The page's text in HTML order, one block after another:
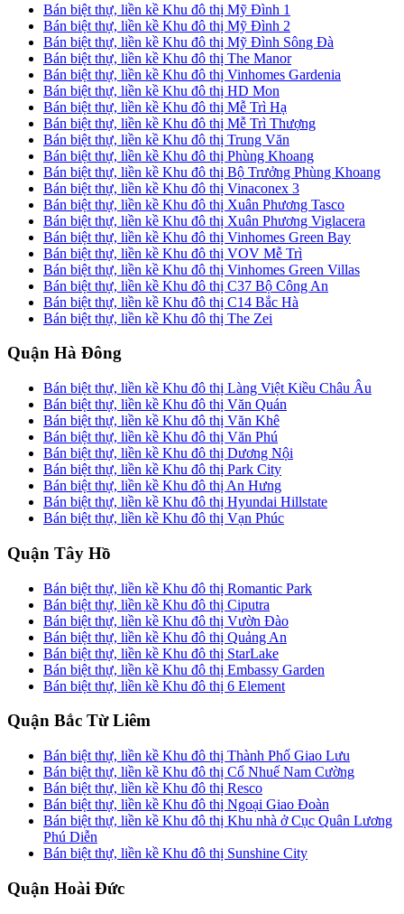
Bán biệt thự, liền kề Khu đô thị Mỹ Đình 1
Bán biệt thự, liền kề Khu đô thị Mỹ Đình 2
Bán biệt thự, liền kề Khu đô thị Mỹ Đình Sông Đà
Bán biệt thự, liền kề Khu đô thị The Manor
Bán biệt thự, liền kề Khu đô thị Vinhomes Gardenia
Bán biệt thự, liền kề Khu đô thị HD Mon
Bán biệt thự, liền kề Khu đô thị Mễ Trì Hạ
Bán biệt thự, liền kề Khu đô thị Mễ Trì Thượng
Bán biệt thự, liền kề Khu đô thị Trung Văn
Bán biệt thự, liền kề Khu đô thị Phùng Khoang
Bán biệt thự, liền kề Khu đô thị Bộ Trưởng Phùng Khoang
Bán biệt thự, liền kề Khu đô thị Vinaconex 3
Bán biệt thự, liền kề Khu đô thị Xuân Phương Tasco
Bán biệt thự, liền kề Khu đô thị Xuân Phương Viglacera
Bán biệt thự, liền kề Khu đô thị Vinhomes Green Bay
Bán biệt thự, liền kề Khu đô thị VOV Mễ Trì
Bán biệt thự, liền kề Khu đô thị Vinhomes Green Villas
Bán biệt thự, liền kề Khu đô thị C37 Bộ Công An
Bán biệt thự, liền kề Khu đô thị C14 Bắc Hà
Bán biệt thự, liền kề Khu đô thị The Zei
Quận Hà Đông
Bán biệt thự, liền kề Khu đô thị Làng Việt Kiều Châu Âu
Bán biệt thự, liền kề Khu đô thị Văn Quán
Bán biệt thự, liền kề Khu đô thị Văn Khê
Bán biệt thự, liền kề Khu đô thị Văn Phú
Bán biệt thự, liền kề Khu đô thị Dương Nội
Bán biệt thự, liền kề Khu đô thị Park City
Bán biệt thự, liền kề Khu đô thị An Hưng
Bán biệt thự, liền kề Khu đô thị Hyundai Hillstate
Bán biệt thự, liền kề Khu đô thị Vạn Phúc
Quận Tây Hồ
Bán biệt thự, liền kề Khu đô thị Romantic Park
Bán biệt thự, liền kề Khu đô thị Ciputra
Bán biệt thự, liền kề Khu đô thị Vườn Đào
Bán biệt thự, liền kề Khu đô thị Quảng An
Bán biệt thự, liền kề Khu đô thị StarLake
Bán biệt thự, liền kề Khu đô thị Embassy Garden
Bán biệt thự, liền kề Khu đô thị 6 Element
Quận Bắc Từ Liêm
Bán biệt thự, liền kề Khu đô thị Thành Phố Giao Lưu
Bán biệt thự, liền kề Khu đô thị Cổ Nhuế Nam Cường
Bán biệt thự, liền kề Khu đô thị Resco
Bán biệt thự, liền kề Khu đô thị Ngoại Giao Đoàn
Bán biệt thự, liền kề Khu đô thị Khu nhà ở Cục Quân Lương
Phú Diễn
Bán biệt thự, liền kề Khu đô thị Sunshine City
Quận Hoài Đức